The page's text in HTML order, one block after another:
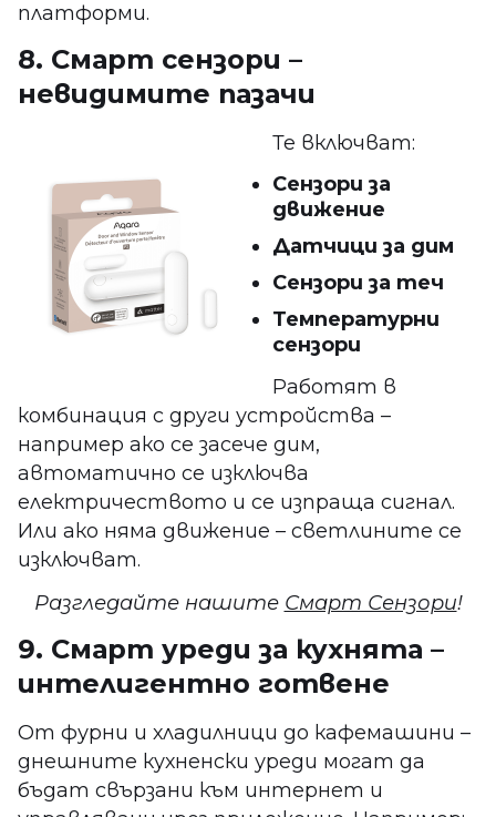
платформи.
8. Смарт сензори –
невидимите пазачи
Те включват:
Сензори за
движение
Датчици за дим
Сензори за теч
Температурни
сензори
Работят в
комбинация с други устройства –
например ако се засече дим,
автоматично се изключва
електричеството и се изпраща сигнал.
Или ако няма движение – светлините се
изключват.
Разгледайте нашите Смарт Сензори!
9. Смарт уреди за кухнята –
интелигентно готвене
От фурни и хладилници до кафемашини –
днешните кухненски уреди могат да
бъдат свързани към интернет и